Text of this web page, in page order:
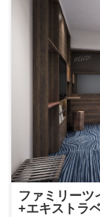
ファミリーツ
+エキストラ